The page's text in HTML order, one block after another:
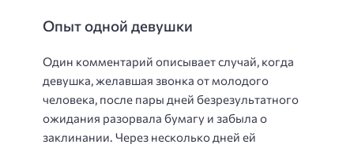
Опыт одной девушки
Один комментарий описывает случай, когда
девушка, желавшая звонка от молодого
человека, после пары дней безрезультатного
ожидания разорвала бумагу и забыла о
заклинании. Через несколько дней ей